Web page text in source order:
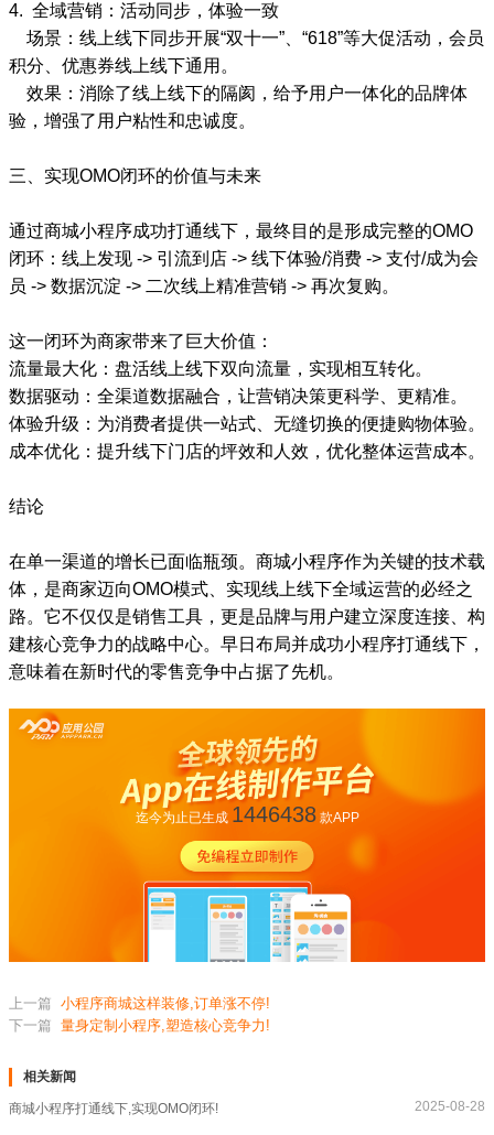
4. 全域营销：活动同步，体验一致
场景：线上线下同步开展“双十一”、“618”等大促活动，会员
积分、优惠券线上线下通用。
效果：消除了线上线下的隔阂，给予用户一体化的品牌体
验，增强了用户粘性和忠诚度。
三、实现OMO闭环的价值与未来
通过商城小程序成功打通线下，最终目的是形成完整的OMO
闭环：线上发现 -> 引流到店 -> 线下体验/消费 -> 支付/成为会
员 -> 数据沉淀 -> 二次线上精准营销 -> 再次复购。
这一闭环为商家带来了巨大价值：
流量最大化：盘活线上线下双向流量，实现相互转化。
数据驱动：全渠道数据融合，让营销决策更科学、更精准。
体验升级：为消费者提供一站式、无缝切换的便捷购物体验。
成本优化：提升线下门店的坪效和人效，优化整体运营成本。
结论
在单一渠道的增长已面临瓶颈。商城小程序作为关键的技术载
体，是商家迈向OMO模式、实现线上线下全域运营的必经之
路。它不仅仅是销售工具，更是品牌与用户建立深度连接、构
建核心竞争力的战略中心。早日布局并成功小程序打通线下，
意味着在新时代的零售竞争中占据了先机。
迄今为止已生成 1446438款APP
上一篇 小程序商城这样装修,订单涨不停!
下一篇 量身定制小程序,塑造核心竞争力!
相关新闻
商城小程序打通线下,实现OMO闭环! 2025-08-28